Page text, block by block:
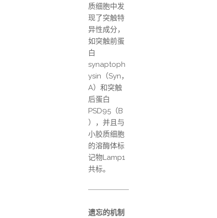
质细胞中发
现了突触特
异性成分，
如突触前蛋
白
synaptoph
ysin（Syn，
A）和突触
后蛋白
PSD95（B
），并且与
小胶质细胞
的溶酶体标
记物Lamp1
共标。
遗忘的机制